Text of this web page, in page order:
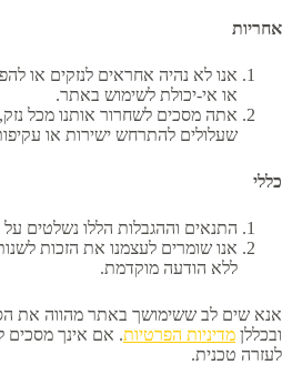
אחריות
אנו לא נהיה אחראים לנזקים או
או אי-יכולת לשימוש באתר.
אתה מסכים לשחרור אותנו מכל
שעלולים להתרחש ישירות או
כללי
התנאים וההגבלות הללו נשלטים על
אנו שומרים לעצמנו את הזכות
ללא הודעה מוקדמת.
אנא שים לב ששימושך באתר מהווה את
ובכללן מדיניות הפרטיות. אם אינך מסכים
לעזרה טכנית.